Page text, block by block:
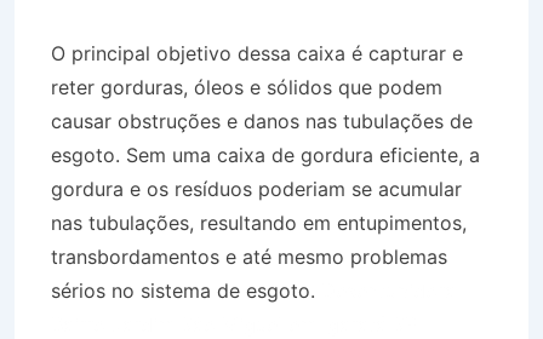
O principal objetivo dessa caixa é capturar e
reter gorduras, óleos e sólidos que podem
causar obstruções e danos nas tubulações de
esgoto. Sem uma caixa de gordura eficiente, a
gordura e os resíduos poderiam se acumular
nas tubulações, resultando em entupimentos,
transbordamentos e até mesmo problemas
sérios no sistema de esgoto.